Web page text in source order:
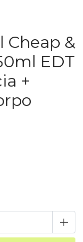
Cheap &
EDT
+
+